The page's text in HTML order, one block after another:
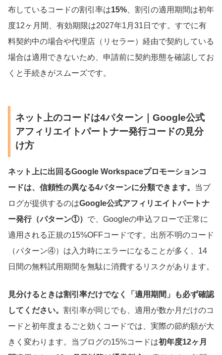
布しているコードの割引率は15% 、割引の適用期間は初年
度12ヶ月間、有効期限は2027年1月31日 です。すでに有
料契約中の場合や代理店（リセラー）経由で契約している
場合は適用できないため、申請前に契約形態を確認してお
くと手続きがスムーズです。
ネット上のコードは4パターン｜Google公式
アフィリエイトパートナー発行コードの見分
け方
ネット上に出回るGoogle Workspaceプロモーションコ
ードは、信頼性の異なる4パターンに分類できます。 当ブ
ログが提供するのはGoogle公式アフィリエイトパートナ
ー発行（パターン①） で、Googleの申込フローで正常に
適用される正規の15%OFFコードです。出所不明のコード
（パターン④）は入力時にエラーになることが多く、14
日間の無料試用期間を無駄に消費するリスクがあります。
見分けるときは割引率だけでなく「適用期間」も必ず確認
してください。 割引率が同じでも、適用が数か月だけのコ
ードと初年度まるごと効くコードでは、実際の節約額が大
きく変わります。当ブログの15%コードは初年度12ヶ月